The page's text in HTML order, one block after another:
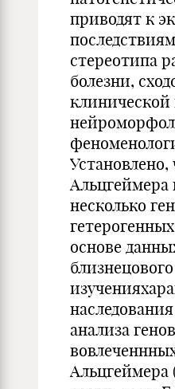
приводят к
стереотипа
болезни,
клинической
Установлено,
Альцгеймера
несколько
основе
анализа
Альцгеймера